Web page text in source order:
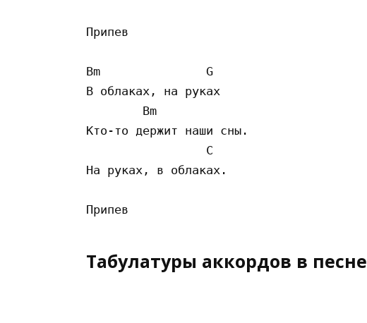
Припев
Bm               G
В облаках, на руках
        Bm
Кто-то держит наши сны.
                 C
На руках, в облаках.
Табулатуры аккордов в песне